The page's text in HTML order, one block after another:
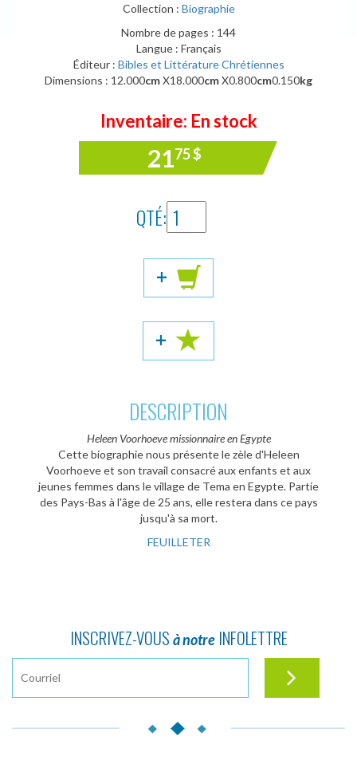
Collection : Biographie
Nombre de pages : 144
Langue : Français
Éditeur : Bibles et Littérature Chrétiennes
Dimensions : 12.000cmX18.000cmX0.800cm0.150kg
Inventaire: En stock
2175$
QTÉ:
+
+
DESCRIPTION
Heleen Voorhoeve missionnaire en Egypte
Cette biographie nous présente le zèle d'Heleen
Voorhoeve et son travail consacré aux enfants et aux
jeunes femmes dans le village de Tema en Egypte. Partie
des Pays-Bas à l'âge de 25 ans, elle restera dans ce pays
jusqu'à sa mort.
FEUILLETER
INSCRIVEZ-VOUS à notreINFOLETTRE